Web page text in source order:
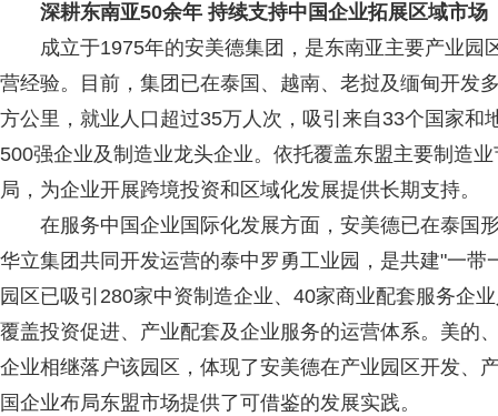
深耕东南亚50余年 持续支持中国企业拓展区域市场
成立于1975年的安美德集团，是东南亚主要产业园
营经验。目前，集团已在泰国、越南、老挝及缅甸开发
方公里，就业人口超过35万人次，吸引来自33个国家
500强企业及制造业龙头企业。依托覆盖东盟主要制造
局，为企业开展跨境投资和区域化发展提供长期支持。
在服务中国企业国际化发展方面，安美德已在泰国
华立集团共同开发运营的泰中罗勇工业园，是共建"一
园区已吸引280家中资制造企业、40家商业配套服务企
覆盖投资促进、产业配套及企业服务的运营体系。美的
企业相继落户该园区，体现了安美德在产业园区开发、
国企业布局东盟市场提供了可借鉴的发展实践。